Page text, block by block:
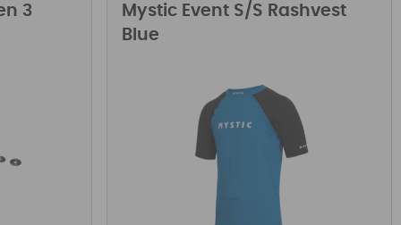
3
Mystic Event S/S Rashvest
Blue